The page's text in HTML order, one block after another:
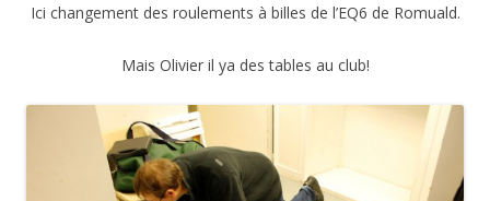
Ici changement des roulements à billes de l’EQ6 de Romuald.
Mais Olivier il ya des tables au club!